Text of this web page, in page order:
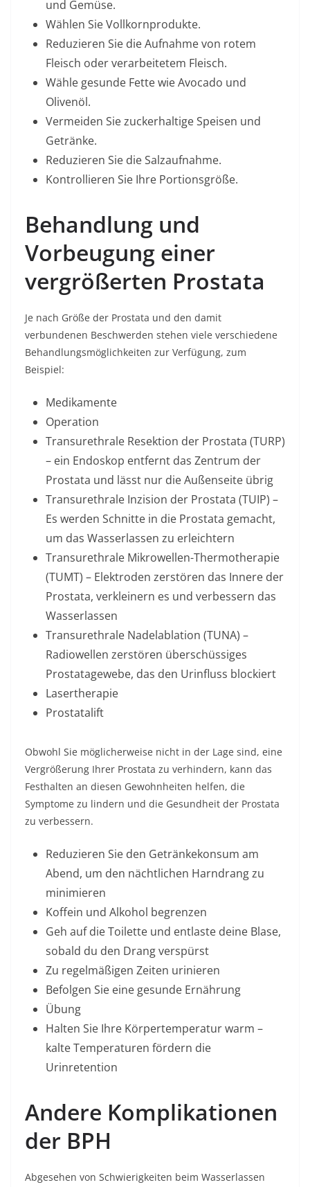
und Gemüse.
Wählen Sie Vollkornprodukte.
Reduzieren Sie die Aufnahme von rotem
Fleisch oder verarbeitetem Fleisch.
Wähle gesunde Fette wie Avocado und
Olivenöl.
Vermeiden Sie zuckerhaltige Speisen und
Getränke.
Reduzieren Sie die Salzaufnahme.
Kontrollieren Sie Ihre Portionsgröße.
Behandlung und
Vorbeugung einer
vergrößerten Prostata
Je nach Größe der Prostata und den damit
verbundenen Beschwerden stehen viele verschiedene
Behandlungsmöglichkeiten zur Verfügung, zum
Beispiel:
Medikamente
Operation
Transurethrale Resektion der Prostata (TURP)
– ein Endoskop entfernt das Zentrum der
Prostata und lässt nur die Außenseite übrig
Transurethrale Inzision der Prostata (TUIP) –
Es werden Schnitte in die Prostata gemacht,
um das Wasserlassen zu erleichtern
Transurethrale Mikrowellen-Thermotherapie
(TUMT) – Elektroden zerstören das Innere der
Prostata, verkleinern es und verbessern das
Wasserlassen
Transurethrale Nadelablation (TUNA) –
Radiowellen zerstören überschüssiges
Prostatagewebe, das den Urinfluss blockiert
Lasertherapie
Prostatalift
Obwohl Sie möglicherweise nicht in der Lage sind, eine
Vergrößerung Ihrer Prostata zu verhindern, kann das
Festhalten an diesen Gewohnheiten helfen, die
Symptome zu lindern und die Gesundheit der Prostata
zu verbessern.
Reduzieren Sie den Getränkekonsum am
Abend, um den nächtlichen Harndrang zu
minimieren
Koffein und Alkohol begrenzen
Geh auf die Toilette und entlaste deine Blase,
sobald du den Drang verspürst
Zu regelmäßigen Zeiten urinieren
Befolgen Sie eine gesunde Ernährung
Übung
Halten Sie Ihre Körpertemperatur warm –
kalte Temperaturen fördern die
Urinretention
Andere Komplikationen
der BPH
Abgesehen von Schwierigkeiten beim Wasserlassen